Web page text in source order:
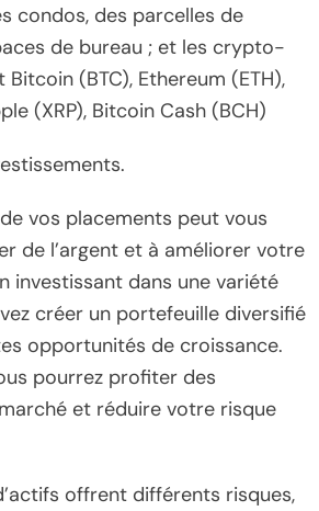
condos, des parcelles de
de bureau ; et les crypto-
(BTC), Ethereum (ETH),
(XRP), Bitcoin Cash (BCH)
vos placements peut vous
de l’argent et à améliorer votre
investissant dans une variété
créer un portefeuille diversifié
opportunités de croissance.
pourrez profiter des
et réduire votre risque
offrent différents risques,